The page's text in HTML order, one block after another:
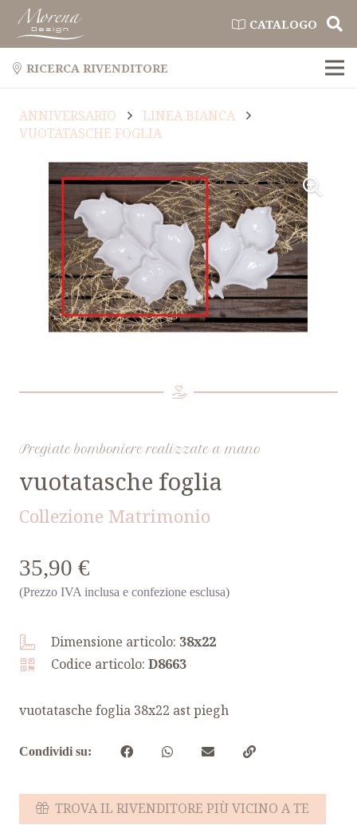
CATALOGO
RICERCA RIVENDITORE
ANNIVERSARIO
LINEA BIANCA
VUOTATASCHE FOGLIA
Pregiate bomboniere realizzate a mano
vuotatasche foglia
Collezione Matrimonio
35,90 €
(Prezzo IVA inclusa e confezione esclusa)
Dimensione articolo: 38x22
Codice articolo: D8663
vuotatasche foglia 38x22 ast piegh
Condividi su:
TROVA IL RIVENDITORE PIÙ VICINO A TE